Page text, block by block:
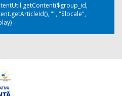
"", "$locale",